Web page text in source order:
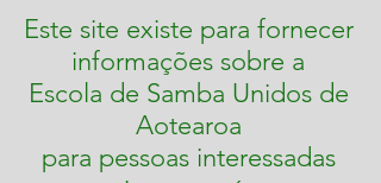
Este site existe para fornecer
informações sobre a
Escola de Samba Unidos de
Aotearoa
para pessoas interessadas